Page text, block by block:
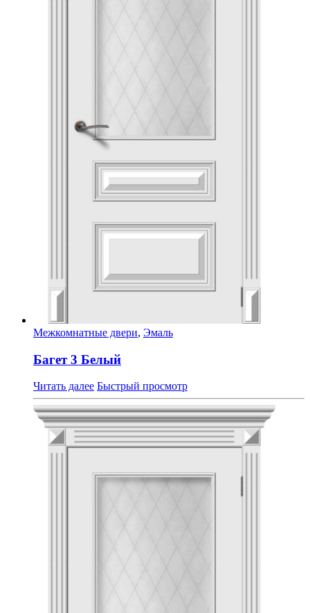
Межкомнатные двери, Эмаль
Багет 3 Белый
Читать далее Быстрый просмотр